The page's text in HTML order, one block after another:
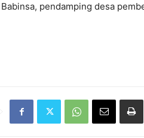
pendamping desa